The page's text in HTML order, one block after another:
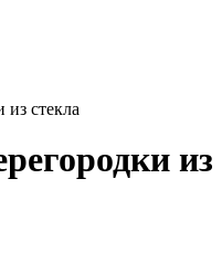
из стекла
из